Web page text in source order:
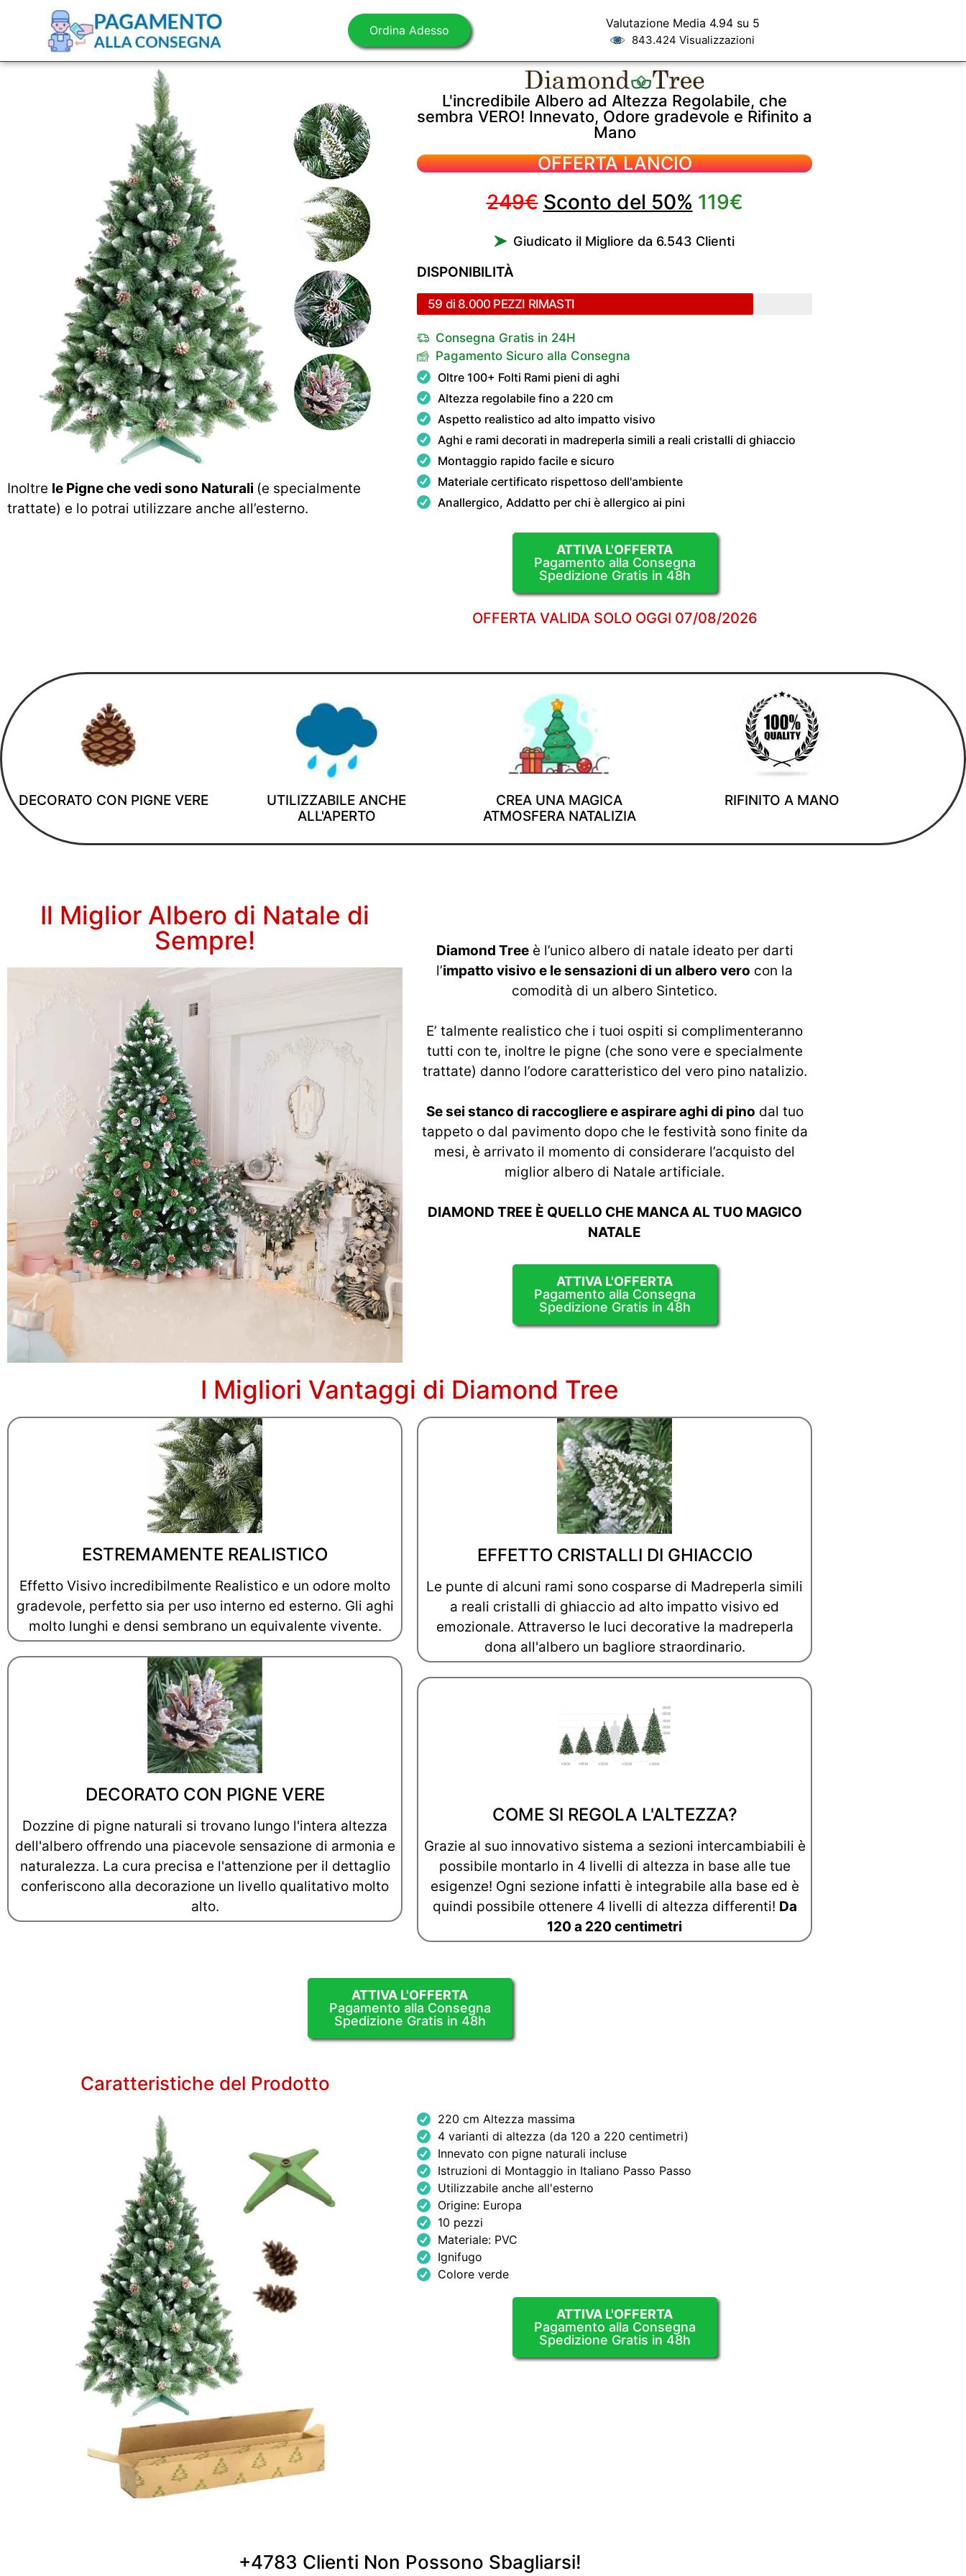
Ordina Adesso Valutazione Media 4.94 su 5
843.424 Visualizzazioni
Inoltre le Pigne che vedi sono Naturali (e specialmente
trattate) e lo potrai utilizzare anche all’esterno.
L'incredibile Albero ad Altezza Regolabile, che
sembra VERO! Innevato, Odore gradevole e Rifinito a
Mano
OFFERTA LANCIO
249€ Sconto del 50% 119€
Giudicato il Migliore da 6.543 Clienti
DISPONIBILITÀ
59 di 8.000 PEZZI RIMASTI
Consegna Gratis in 24H
Pagamento Sicuro alla Consegna
Oltre 100+ Folti Rami pieni di aghi
Altezza regolabile fino a 220 cm
Aspetto realistico ad alto impatto visivo
Aghi e rami decorati in madreperla simili a reali cristalli di ghiaccio
Montaggio rapido facile e sicuro
Materiale certificato rispettoso dell'ambiente
Anallergico, Addatto per chi è allergico ai pini
ATTIVA L'OFFERTA
Pagamento alla Consegna
Spedizione Gratis in 48h
OFFERTA VALIDA SOLO OGGI 07/08/2026
DECORATO CON PIGNE VERE
UTILIZZABILE ANCHE
ALL'APERTO
CREA UNA MAGICA
ATMOSFERA NATALIZIA
RIFINITO A MANO
Il Miglior Albero di Natale di
Sempre!
Diamond Treeè l’unico albero di natale ideato per darti
l’impatto visivo e le sensazioni di un albero vero con la
comodità di un albero Sintetico.
E’ talmente realistico che i tuoi ospiti si complimenteranno
tutti con te, inoltre le pigne (che sono vere e specialmente
trattate) danno l’odore caratteristico del vero pino natalizio.
Se sei stanco di raccogliere e aspirare aghi di pino dal tuo
tappeto o dal pavimento dopo che le festività sono finite da
mesi, è arrivato il momento di considerare l’acquisto del
miglior albero di Natale artificiale.
DIAMOND TREE È QUELLO CHE MANCA AL TUO MAGICO
NATALE
ATTIVA L'OFFERTA
Pagamento alla Consegna
Spedizione Gratis in 48h
I Migliori Vantaggi di Diamond Tree
ESTREMAMENTE REALISTICO
Effetto Visivo incredibilmente Realistico e un odore molto
gradevole, perfetto sia per uso interno ed esterno. Gli aghi
molto lunghi e densi sembrano un equivalente vivente.
DECORATO CON PIGNE VERE
Dozzine di pigne naturali si trovano lungo l'intera altezza
dell'albero offrendo una piacevole sensazione di armonia e
naturalezza. La cura precisa e l'attenzione per il dettaglio
conferiscono alla decorazione un livello qualitativo molto
alto.
EFFETTO CRISTALLI DI GHIACCIO
Le punte di alcuni rami sono cosparse di Madreperla simili
a reali cristalli di ghiaccio ad alto impatto visivo ed
emozionale. Attraverso le luci decorative la madreperla
dona all'albero un bagliore straordinario.
COME SI REGOLA L'ALTEZZA?
Grazie al suo innovativo sistema a sezioni intercambiabili è
possibile montarlo in 4 livelli di altezza in base alle tue
esigenze! Ogni sezione infatti è integrabile alla base ed è
quindi possibile ottenere 4 livelli di altezza differenti! Da
120 a 220 centimetri
ATTIVA L'OFFERTA
Pagamento alla Consegna
Spedizione Gratis in 48h
Caratteristiche del Prodotto
220 cm Altezza massima
4 varianti di altezza (da 120 a 220 centimetri)
Innevato con pigne naturali incluse
Istruzioni di Montaggio in Italiano Passo Passo
Utilizzabile anche all'esterno
Origine: Europa
10 pezzi
Materiale: PVC
Ignifugo
Colore verde
ATTIVA L'OFFERTA
Pagamento alla Consegna
Spedizione Gratis in 48h
+4783 Clienti Non Possono Sbagliarsi!